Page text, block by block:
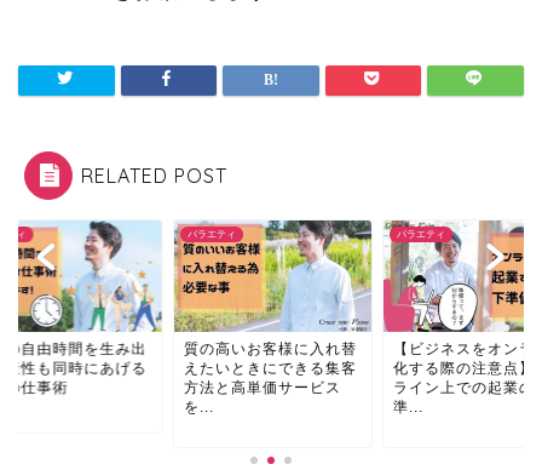
RELATED POST
ティ
高いお客様に入れ替
いときにできる集客
と高単価サービス
バラエティ
【ビジネスをオンライン
化する際の注意点】オン
ライン上での起業の下
準...
バラエティ
自分の自由時間を生
し生産性も同時にあ
ための仕事術